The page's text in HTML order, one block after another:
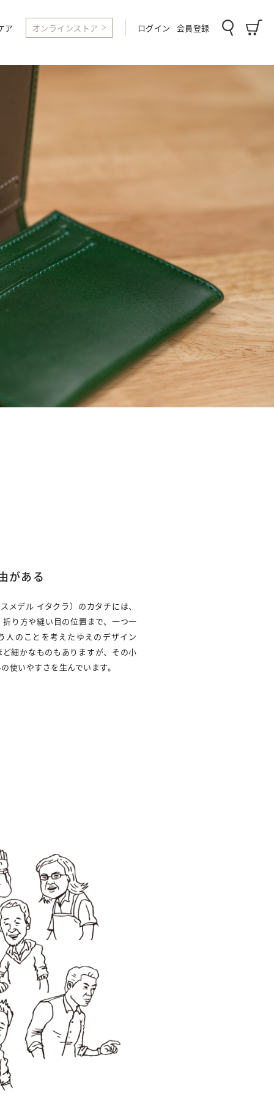
ア オンラインストア ログイン 会員登録
がある
メデル イタクラ）のカタチには、
り方や縫い目の位置まで、一つ一
人のことを考えたゆえのデザイン
細かなものもありますが、その小
使いやすさを生んでいます。